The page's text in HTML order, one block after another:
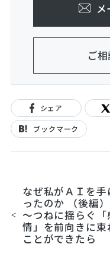
メ
ご
シェア
ブックマーク
なぜ私がＡＩを手
ったのか （後編）
～つねに揺らぐ「
情」を前向きに束
ことができたら